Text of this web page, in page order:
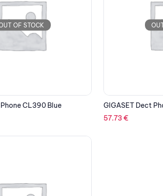
OF STOCK
CL390 Blue
GIGASET Dect
57.73€